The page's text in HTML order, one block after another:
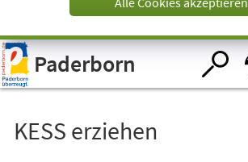
Visuelle
Assistenzsoftware
öffnen.Paderborn
KESS erziehen